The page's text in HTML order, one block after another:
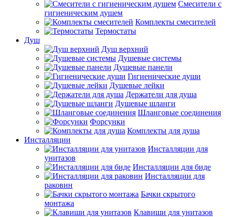
Смесители с
гигиеническим душем
Комплекты смесителей
Термостаты
Душ
Душ верхний
Душевые системы
Душевые панели
Гигиенические души
Душевые лейки
Держатели для душа
Душевые шланги
Шланговые соединения
Форсунки
Комплекты для душа
Инсталляции
Инсталляции для
унитазов
Инсталляции для биде
Инсталляции для
раковин
Бачки скрытого
монтажа
Клавиши для унитазов